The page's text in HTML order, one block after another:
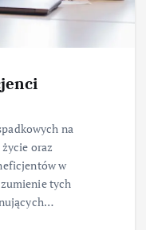
na
oraz
w
tych